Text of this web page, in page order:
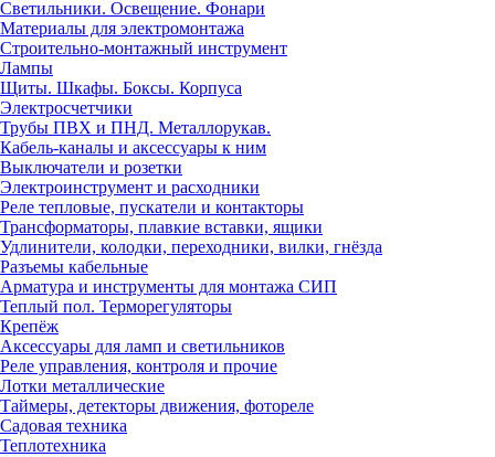
Светильники. Освещение. Фонари
Материалы для электромонтажа
Строительно-монтажный инструмент
Лампы
Щиты. Шкафы. Боксы. Корпуса
Электросчетчики
Трубы ПВХ и ПНД. Металлорукав.
Кабель-каналы и аксессуары к ним
Выключатели и розетки
Электроинструмент и расходники
Реле тепловые, пускатели и контакторы
Трансформаторы, плавкие вставки, ящики
Удлинители, колодки, переходники, вилки, гнёзда
Разъемы кабельные
Арматура и инструменты для монтажа СИП
Теплый пол. Терморегуляторы
Крепёж
Аксессуары для ламп и светильников
Реле управления, контроля и прочие
Лотки металлические
Таймеры, детекторы движения, фотореле
Садовая техника
Теплотехника